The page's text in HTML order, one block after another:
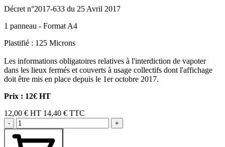
Décret n°2017-633 du 25 Avril 2017
1 panneau - Format A4
Plastifié : 125 Microns
Les informations obligatoires relatives à l'interdiction de vapoter
dans les lieux fermés et couverts à usage collectifs dont l'affichage
doit être mis en place depuis le 1er octobre 2017.
Prix : 12€ HT
12,00 € HT 14,40 € TTC
- +